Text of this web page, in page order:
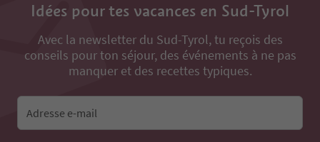
Idées pour tes vacances en Sud-Tyrol
Avec la newsletter du Sud-Tyrol, tu reçois des
conseils pour ton séjour, des événements à ne pas
manquer et des recettes typiques.
Adresse e-mail